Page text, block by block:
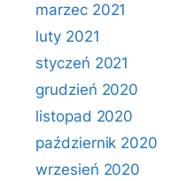
marzec 2021
luty 2021
styczeń 2021
grudzień 2020
listopad 2020
październik 2020
wrzesień 2020